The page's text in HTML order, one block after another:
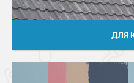
ДЛЯ